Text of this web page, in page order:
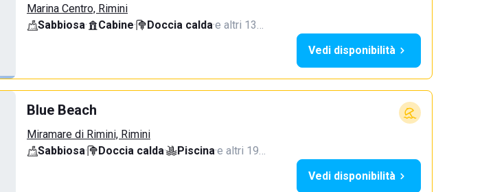
Marina Centro, Rimini
Sabbiosa· Cabine· Doccia calda·e altri 13…
Vedi disponibilità
Blue Beach
Miramare di Rimini, Rimini
Sabbiosa· Doccia calda· Piscina·e altri 19…
Vedi disponibilità